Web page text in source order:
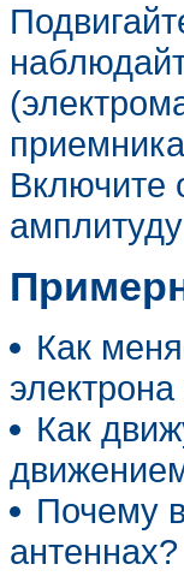
Включите
Как
Как
Почему
антеннах?